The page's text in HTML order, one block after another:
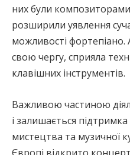
них були
розширили уявлення
можливості фортепіано.
свою чергу, сприяла
клавішних інструментів.
Важливою частиною
і залишається
мистецтва та музичної